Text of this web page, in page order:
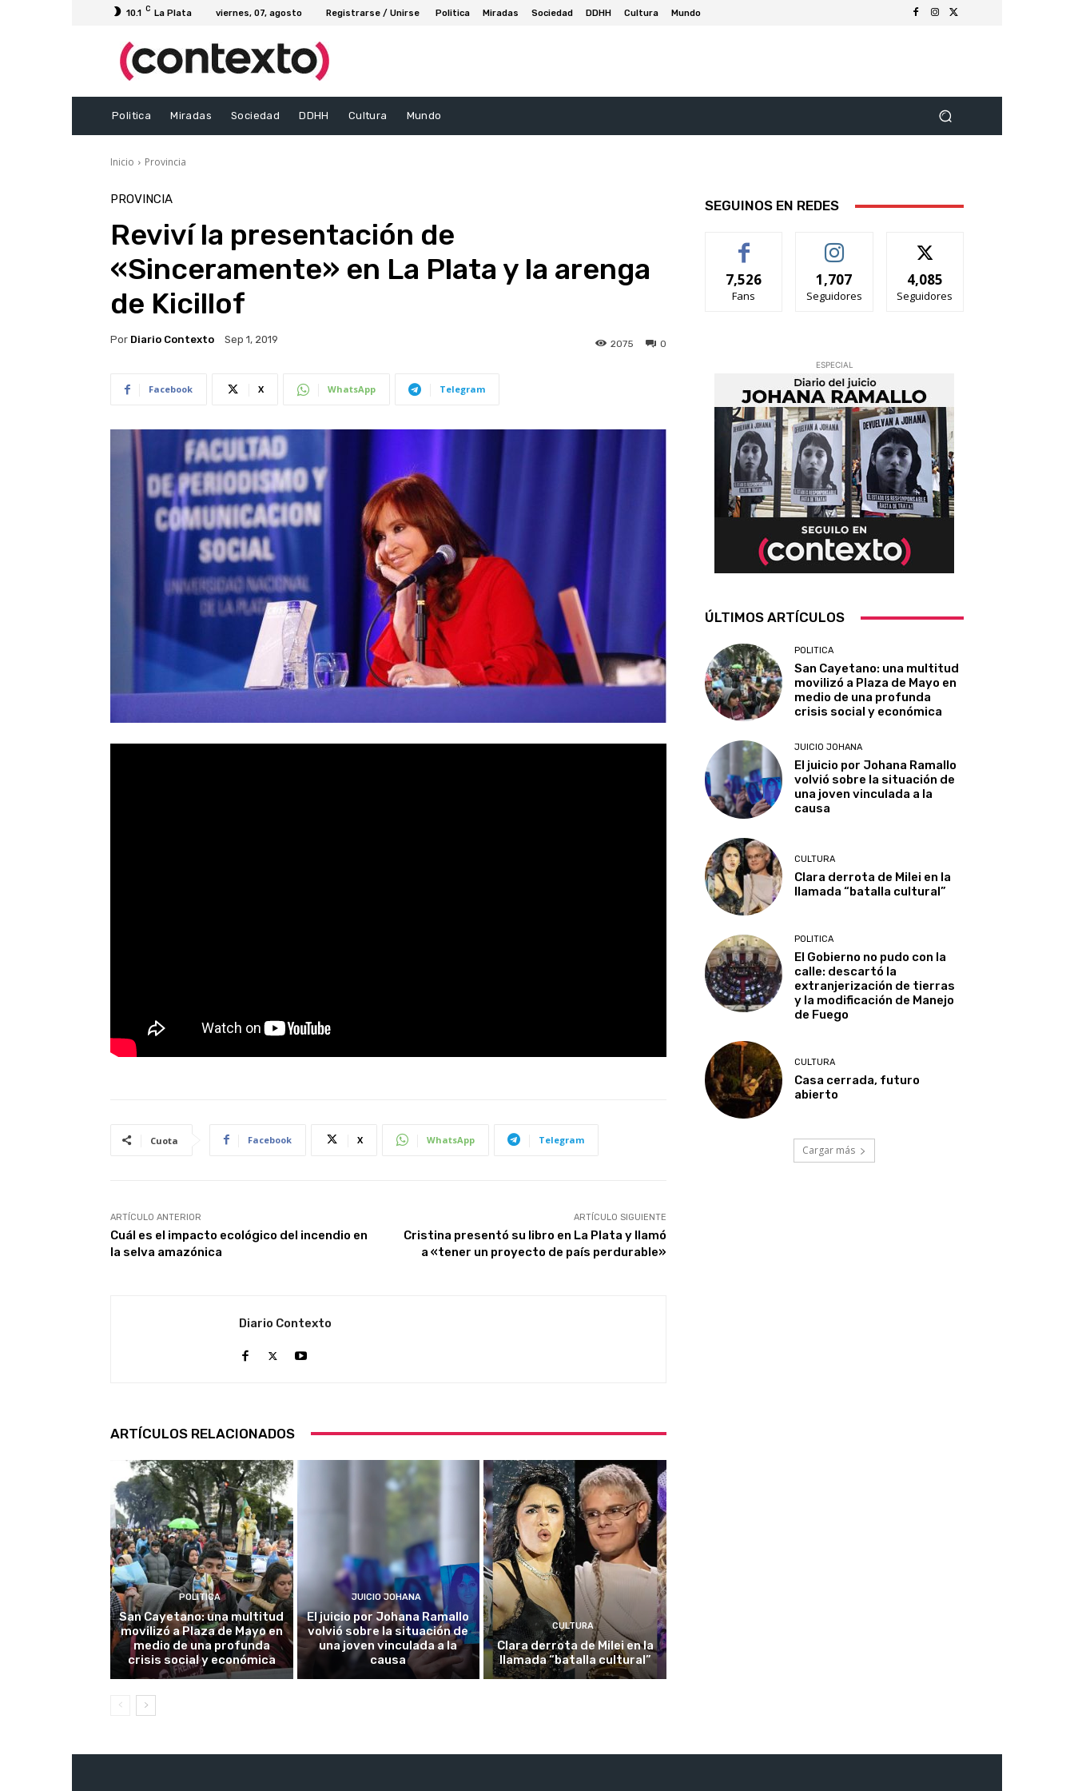
10.1 C La Plata viernes, 07, agosto Registrarse / Unirse Politica Miradas Sociedad DDHH Cultura Mundo
Politica Miradas Sociedad DDHH Cultura Mundo
Inicio Provincia
PROVINCIA
Reviví la presentación de
«Sinceramente» en La Plata y la arenga
de Kicillof
Por Diario Contexto Sep 1, 2019 0
2075
Facebook X WhatsApp Telegram
Cuota Facebook X WhatsApp Telegram
ARTÍCULO ANTERIOR
Cuál es el impacto ecológico del incendio en
la selva amazónica
ARTÍCULO SIGUIENTE
Cristina presentó su libro en La Plata y llamó
a «tener un proyecto de país perdurable»
Diario Contexto
ARTÍCULOS RELACIONADOS
POLITICA
San Cayetano: una multitud
movilizó a Plaza de Mayo en
medio de una profunda
crisis social y económica
JUICIO JOHANA
El juicio por Johana Ramallo
volvió sobre la situación de
una joven vinculada a la
causa
CULTURA
Clara derrota de Milei en la
llamada “batalla cultural”
SEGUINOS EN REDES
7,526
Fans
1,707
Seguidores
4,085
Seguidores
ESPECIAL
ÚLTIMOS ARTÍCULOS
POLITICA
San Cayetano: una multitud
movilizó a Plaza de Mayo en
medio de una profunda
crisis social y económica
JUICIO JOHANA
El juicio por Johana Ramallo
volvió sobre la situación de
una joven vinculada a la
causa
CULTURA
Clara derrota de Milei en la
llamada “batalla cultural”
POLITICA
El Gobierno no pudo con la
calle: descartó la
extranjerización de tierras
y la modificación de Manejo
de Fuego
CULTURA
Casa cerrada, futuro
abierto
Cargar más